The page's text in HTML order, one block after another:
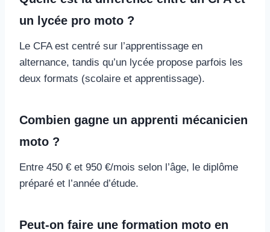
un lycée pro moto ?
Le CFA est centré sur l’apprentissage en
alternance, tandis qu’un lycée propose parfois les
deux formats (scolaire et apprentissage).
Combien gagne un apprenti mécanicien
moto ?
Entre 450 € et 950 €/mois selon l’âge, le diplôme
préparé et l’année d’étude.
Peut-on faire une formation moto en